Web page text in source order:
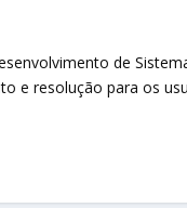
de
e resolução para os